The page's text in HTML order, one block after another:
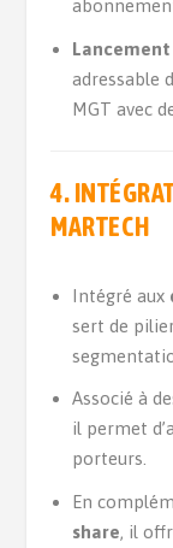
adressable
MGT avec
4.
MARTECH
Intégré aux
sert de
Associé à
il permet
porteurs.
En
share, il